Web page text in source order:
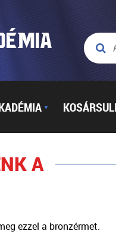
▼ KOSÁRSULI
A
ezzel a bronzérmet.